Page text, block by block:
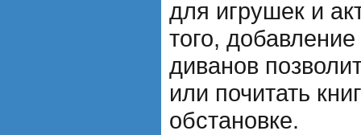
для игрушек и
того,
диванов
или почитать
обстановке.